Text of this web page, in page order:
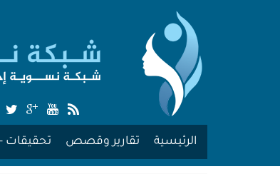
الرئيسية تقارير وقصص تحقيقات